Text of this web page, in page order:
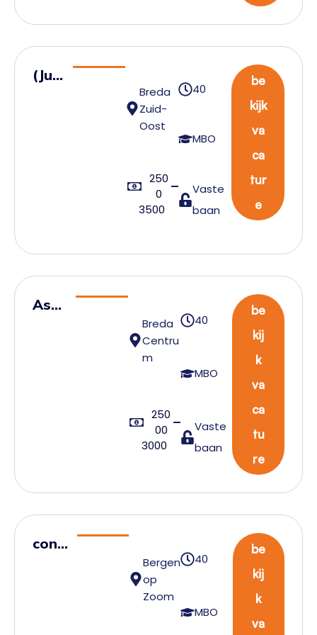
(Juni
Breda
Zuid-
Oost
250
0
3500
40
MBO
Vaste
baan
be
kijk
va
ca
tur
e
Assi
Breda
Centru
m
250
00
3000
40
MBO
Vaste
baan
be
kij
k
va
ca
tu
re
cont
Bergen
op
Zoom
40
MBO
be
kij
k
va